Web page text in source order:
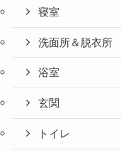
寝室
洗面所＆脱衣所
浴室
玄関
トイレ